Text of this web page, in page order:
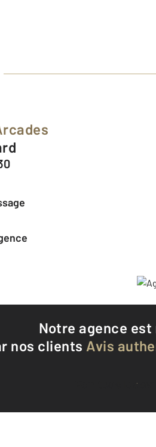
Notre agence
nos clients Avis
Voir tous les